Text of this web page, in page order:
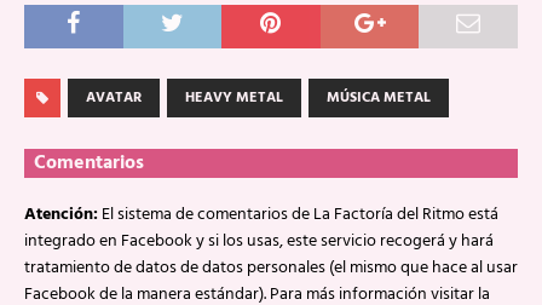
AVATAR HEAVY METAL MÚSICA METAL
Comentarios
Atención:El sistema de comentarios de La Factoría del Ritmo está
integrado en Facebook y si los usas, este servicio recogerá y hará
tratamiento de datos de datos personales (el mismo que hace al usar
Facebook de la manera estándar). Para más información visitar la